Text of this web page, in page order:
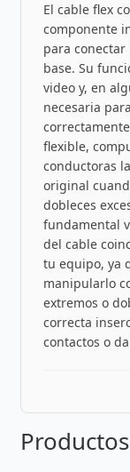
El cable flex
componente
para
base. Su
video y, en
necesaria
flexible,
conductoras
original
dobleces
fundamental
del cable
tu equipo, ya
manipularlo
extremos o
correcta
contactos o